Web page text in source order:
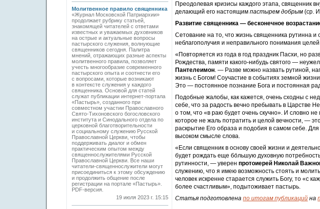
Молитвенное правило священника
«Журнал Московской Патриархии»
продолжает рубрику статьей,
знакомящей читателей с ответами
известных и уважаемых духовников
на острые и актуальные вопросы
пастырского служения, волнующие
священников сегодня. Палитра
мнений, отражающих разные аспекты
молитвенного правила, позволяет
учесть многообразие современного
пастырского опыта и соотнести его
с вопросами, которые возникают
в контексте служения у каждого
священника. Основой для статей
служат публикации интернет-портала
«Пастырь», созданного при
совместном участии Православного
Свято-Тихоновского богословского
института и Синодального отдела по
церковной благотворительности
и социальному служению Русской
Православной Церкви, чтобы
поддерживать диалог и обмен
практическим опытом между
священнослужителями Русской
Православной Церкви. Все наши
читатели-священнослужители могут
присоединиться к этому обсуждению
и продолжить общение после
регистрации на портале «Пастырь».
PDF-версия.
19 июля 2023 г. 15:15
Преодолевая кризисы каждого этапа, священник
делающий его настоящим пастырем добрым (ср.
Развитие священника — бесконечное
Сетование на то, что жизнь священника рутинна
неблагополучия и неправильного понимания
«Повторяется из года в год праздник Пасхи, но
Рождества, памяти какого-­нибудь святого —
Пантелеимон. — Разве можно назвать рутиной,
жизнь с Богом! Соучастие в событиях земной
Это — постоянное познание Бога и постоянная
Подобные жалобы, как кажется, очень сходны с
себе, что за радость вечно пребывать в Царстве
о том, что «в раю будет очень скучно». И словно
которое не жаль потратить и целой вечности, —
раскрытие Его образа и подобия в самом себе.
высоком смысле слова.
«Если священник в основу своей жизни и
будет рождать еще бо́льшую духовную
рутинности, — уверен протоиерей Николай
служению, что я имею возможность стоять и
человек искренне старается служить Богу, то «с
более счастливым», подытоживает пастырь.
Статья подготовлена по итогам публикаций на